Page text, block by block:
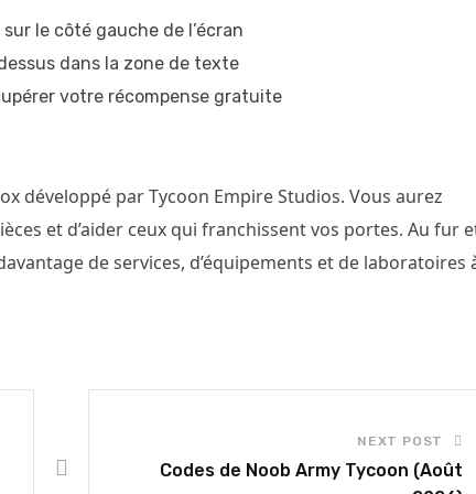
le côté gauche de l’écran
dans la zone de texte
votre récompense gratuite
développé par Tycoon Empire Studios. Vous aurez
et d’aider ceux qui franchissent vos portes. Au fur
de services, d’équipements et de laboratoires
NEXT POST
Codes de Noob Army Tycoon (Août